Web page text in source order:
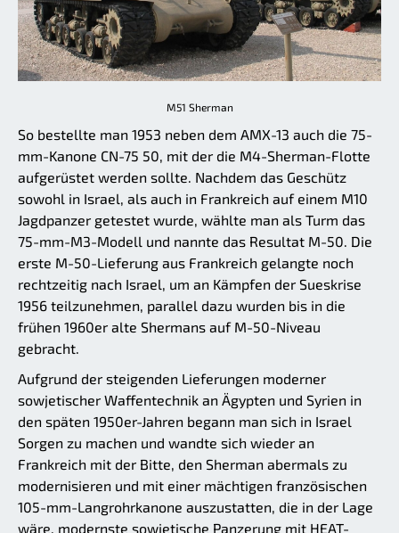
M51 Sherman
So bestellte man 1953 neben dem AMX-13 auch die 75-
mm-Kanone CN-75 50, mit der die M4-Sherman-Flotte
aufgerüstet werden sollte. Nachdem das Geschütz
sowohl in Israel, als auch in Frankreich auf einem M10
Jagdpanzer getestet wurde, wählte man als Turm das
75-mm-M3-Modell und nannte das Resultat M-50. Die
erste M-50-Lieferung aus Frankreich gelangte noch
rechtzeitig nach Israel, um an Kämpfen der Sueskrise
1956 teilzunehmen, parallel dazu wurden bis in die
frühen 1960er alte Shermans auf M-50-Niveau
gebracht.
Aufgrund der steigenden Lieferungen moderner
sowjetischer Waffentechnik an Ägypten und Syrien in
den späten 1950er-Jahren begann man sich in Israel
Sorgen zu machen und wandte sich wieder an
Frankreich mit der Bitte, den Sherman abermals zu
modernisieren und mit einer mächtigen französischen
105-mm-Langrohrkanone auszustatten, die in der Lage
wäre, modernste sowjetische Panzerung mit HEAT-